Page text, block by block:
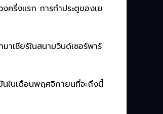
ครึ่งแรก การทำประตูของเย
เชียร์ในสนามวินด์เซอร์พาร์
ในเดือนพฤศจิกายนที่จะถึงนี้